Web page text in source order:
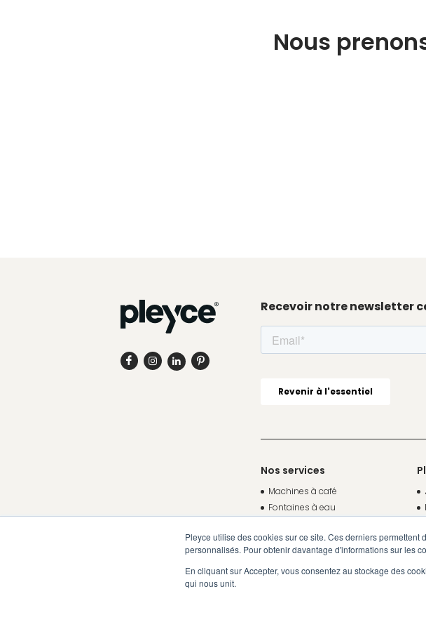
Pleyce utilise des cookies sur ce site. Ces derniers
personnalisés. Pour obtenir davantage d'informations sur les
En cliquant sur Accepter, vous consentez au stockage des
qui nous unit.
Nous
Recevoir notre newsletter
Nos services
Machines à café
Fontaines à eau
Thés et Infusions
TopBrewer
Livraison de café en grains